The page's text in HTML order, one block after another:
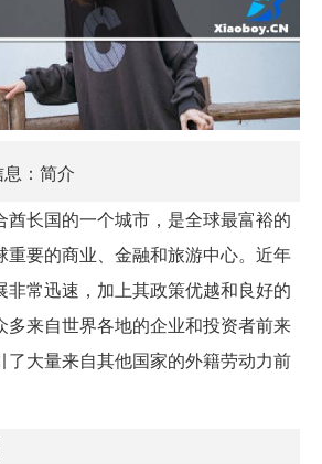
：简介
酋长国的一个城市，是全球最富裕的
重要的商业、金融和旅游中心。近年
非常迅速，加上其政策优越和良好的
多来自世界各地的企业和投资者前来
了大量来自其他国家的外籍劳动力前